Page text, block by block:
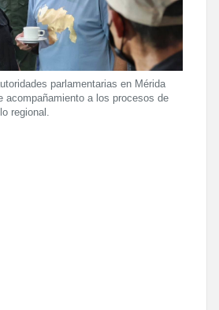
parlamentarias en Mérida
acompañamiento a los procesos de
regional.